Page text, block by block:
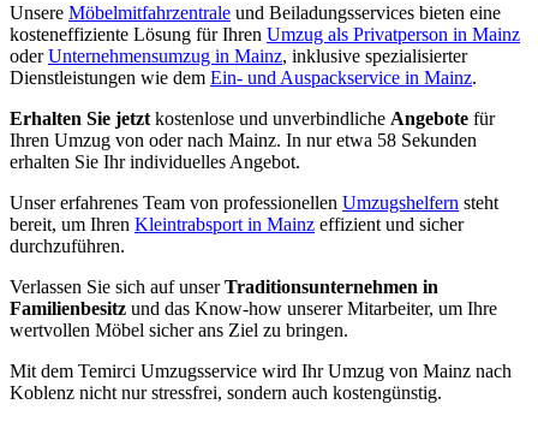
Unsere Möbelmitfahrzentrale und Beiladungsservices bieten eine
kosteneffiziente Lösung für Ihren Umzug als Privatperson in Mainz
oderUnternehmensumzug in Mainz, inklusive spezialisierter
Dienstleistungen wie dem Ein- und Auspackservice in Mainz.
Erhalten Sie jetzt kostenlose und unverbindliche Angebote für
Ihren Umzug von oder nach Mainz. In nur etwa 58 Sekunden
erhalten Sie Ihr individuelles Angebot.
Unser erfahrenes Team von professionellen Umzugshelfern steht
bereit, um Ihren Kleintrabsport in Mainz effizient und sicher
durchzuführen.
Verlassen Sie sich auf unserTraditionsunternehmen in
Familienbesitz und das Know-how unserer Mitarbeiter, um Ihre
wertvollen Möbel sicher ans Ziel zu bringen.
Mit dem Temirci Umzugsservice wird Ihr Umzug von Mainz nach
Koblenz nicht nur stressfrei, sondern auch kostengünstig.